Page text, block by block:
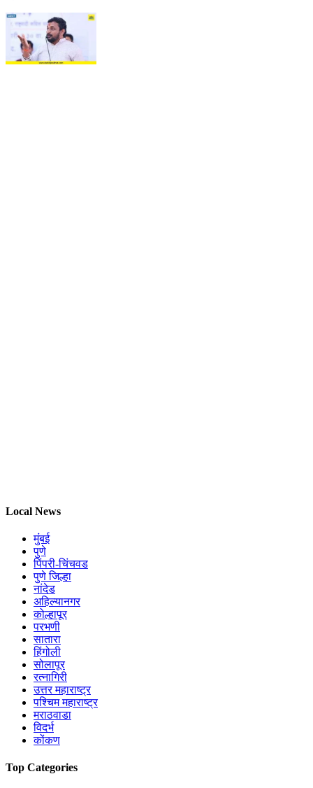
Local News
मुंबई
पुणे
पिंपरी-चिंचवड
पुणे जिल्हा
नांदेड
अहिल्यानगर
कोल्हापूर
परभणी
सातारा
हिंगोली
सोलापूर
रत्नागिरी
उत्तर महाराष्ट्र
पश्चिम महाराष्ट्र
मराठवाडा
विदर्भ
कोंकण
Top Categories